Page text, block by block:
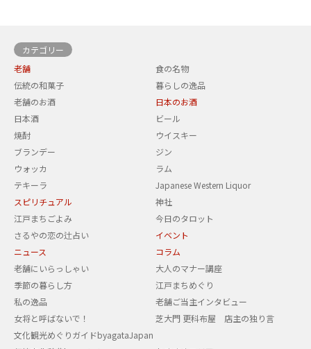
カテゴリー
老舗
食の名物
伝統の和菓子
暮らしの逸品
老舗のお酒
日本のお酒
日本酒
ビール
焼酎
ウイスキー
ブランデー
ジン
ウォッカ
ラム
テキーラ
Japanese Western Liquor
スピリチュアル
神社
江戸まちごよみ
今日のタロット
さるやの恋の辻占い
イベント
ニュース
コラム
老舗にいらっしゃい
大人のマナー講座
季節の暮らし方
江戸まちめぐり
私の逸品
老舗ご当主インタビュー
女将と呼ばないで！
芝大門 更科布屋 店主の独り言
文化観光めぐりガイドbyagataJapan